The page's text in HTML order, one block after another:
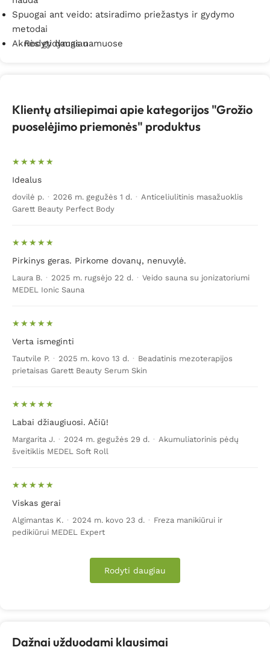
Spuogai ant veido: atsiradimo priežastys ir gydymo
metodai
Aknės gydymas namuose
Rodyti daugiau
Klientų atsiliepimai apie kategorijos "Grožio
puoselėjimo priemonės" produktus
Idealus
dovilė p. · 2026 m. gegužės 1 d. · Anticeliulitinis masažuoklis
Garett Beauty Perfect Body
Pirkinys geras. Pirkome dovanų, nenuvylė.
Laura B. · 2025 m. rugsėjo 22 d. · Veido sauna su jonizatoriumi
MEDEL Ionic Sauna
Verta ismeginti
Tautvile P. · 2025 m. kovo 13 d. · Beadatinis mezoterapijos
prietaisas Garett Beauty Serum Skin
Labai džiaugiuosi. Ačiū!
Margarita J. · 2024 m. gegužės 29 d. · Akumuliatorinis pėdų
šveitiklis MEDEL Soft Roll
Viskas gerai
Algimantas K. · 2024 m. kovo 23 d. · Freza manikiūrui ir
pedikiūrui MEDEL Expert
Rodyti daugiau
Dažnai užduodami klausimai